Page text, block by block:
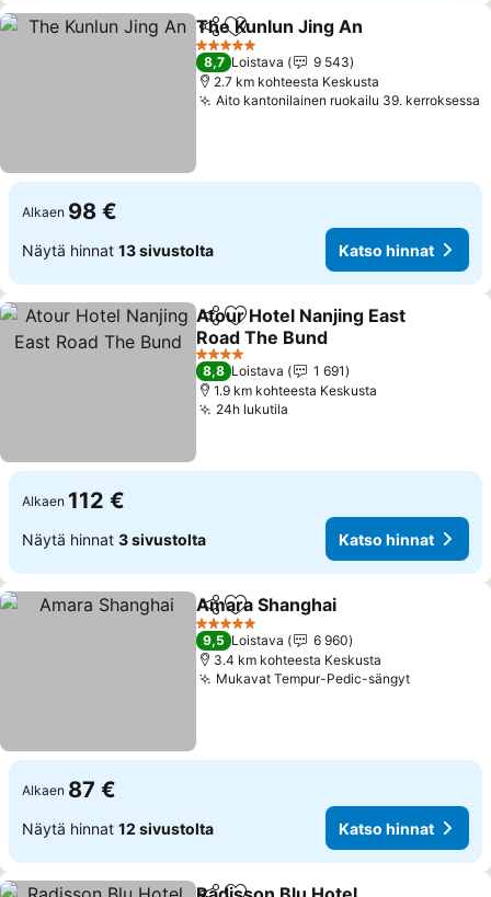
Jaa Lisää suosikkeihin
The Kunlun Jing An
5 Tähtiluokitus
8,7 Loistava
9 543
2.7 km kohteesta Keskusta
Aito kantonilainen ruokailu 39. kerroksessa
Alkaen 98 €
Näytä hinnat 13 sivustolta Katso hinnat
Jaa Lisää suosikkeihin
Atour Hotel Nanjing East
Road The Bund
Katso hinnat
4 Tähtiluokitus
8,8 Loistava
1 691
1.9 km kohteesta Keskusta
24h lukutila
Alkaen 112 €
Näytä hinnat 3 sivustolta Katso hinnat
Jaa Lisää suosikkeihin
Amara Shanghai
5 Tähtiluokitus
9,5 Loistava
6 960
3.4 km kohteesta Keskusta
Mukavat Tempur-Pedic-sängytKatso
Alkaen 87 €
Näytä hinnat 12 sivustolta Katso hinnat